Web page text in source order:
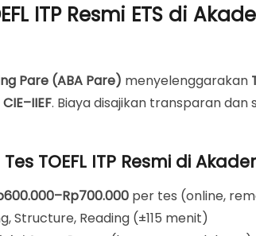
ITP Resmi ETS di
Pare (ABA Pare) menyelenggarakan
CIE–IIEF. Biaya disajikan transparan
TOEFL ITP Resmi di
per tes (online,
Structure, Reading (±115 menit)